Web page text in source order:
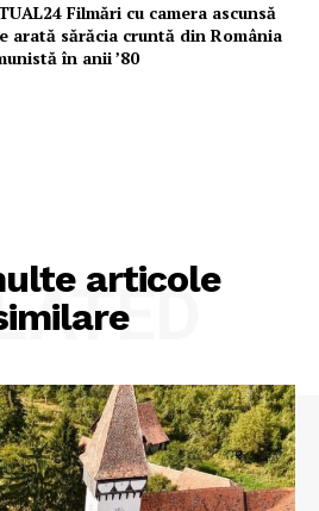
Filmări cu camera ascunsă
arată sărăcia cruntă din România
în anii ’80
articole